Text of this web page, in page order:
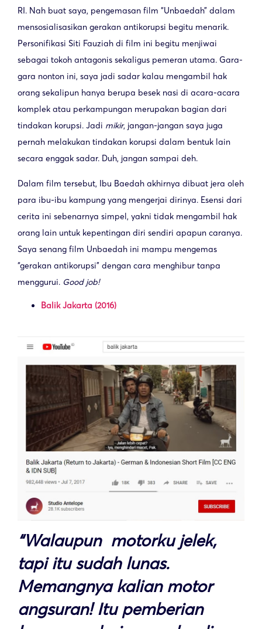
RI. Nah buat saya, pengemasan film “Unbaedah” dalam
mensosialisasikan gerakan antikorupsi begitu menarik.
Personifikasi Siti Fauziah di film ini begitu menjiwai
sebagai tokoh antagonis sekaligus pemeran utama. Gara-
gara nonton ini, saya jadi sadar kalau mengambil hak
orang sekalipun hanya berupa besek nasi di acara-acara
komplek atau perkampungan merupakan bagian dari
tindakan korupsi. Jadi mikir, jangan-jangan saya juga
pernah melakukan tindakan korupsi dalam bentuk lain
secara enggak sadar. Duh, jangan sampai deh.
Dalam film tersebut, Ibu Baedah akhirnya dibuat jera oleh
para ibu-ibu kampung yang mengerjai dirinya. Esensi dari
cerita ini sebenarnya simpel, yakni tidak mengambil hak
orang lain untuk kepentingan diri sendiri apapun caranya.
Saya senang film Unbaedah ini mampu mengemas
“gerakan antikorupsi” dengan cara menghibur tanpa
menggurui. Good job!
Balik Jakarta (2016)
“Walaupun motorku jelek,
tapi itu sudah lunas.
Memangnya kalian motor
angsuran! Itu pemberian